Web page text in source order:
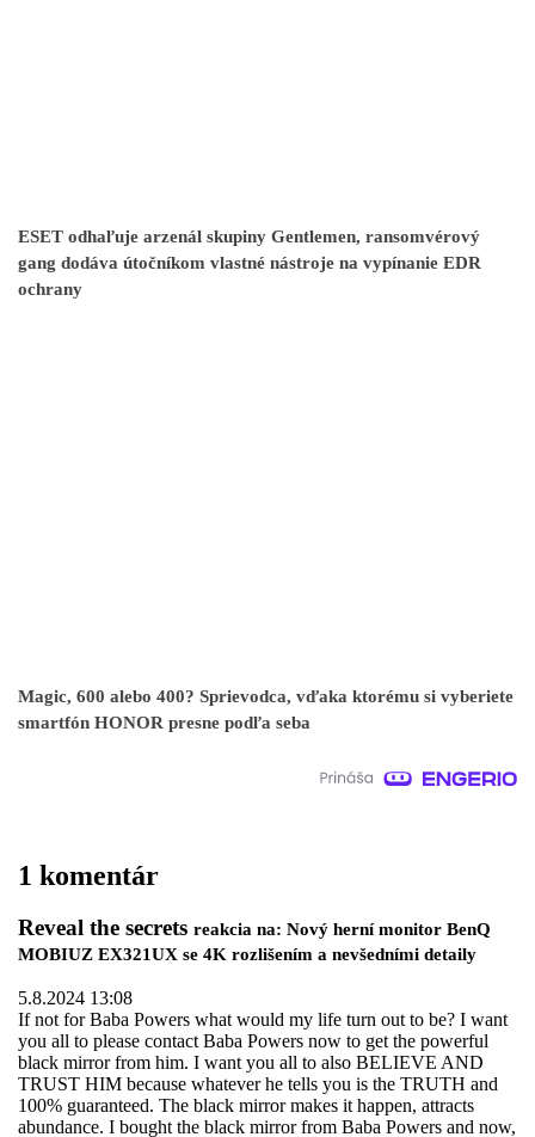
ESET odhaľuje arzenál skupiny Gentlemen, ransomvérový
gang dodáva útočníkom vlastné nástroje na vypínanie EDR
ochrany
Magic, 600 alebo 400? Sprievodca, vďaka ktorému si vyberiete
smartfón HONOR presne podľa seba
1 komentár
Reveal the secrets reakcia na: Nový herní monitor BenQ
MOBIUZ EX321UX se 4K rozlišením a nevšedními detaily
5.8.2024 13:08
If not for Baba Powers what would my life turn out to be? I want
you all to please contact Baba Powers now to get the powerful
black mirror from him. I want you all to also BELIEVE AND
TRUST HIM because whatever he tells you is the TRUTH and
100% guaranteed. The black mirror makes it happen, attracts
abundance. I bought the black mirror from Baba Powers and now,